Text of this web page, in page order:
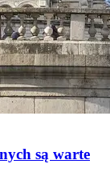
są warte